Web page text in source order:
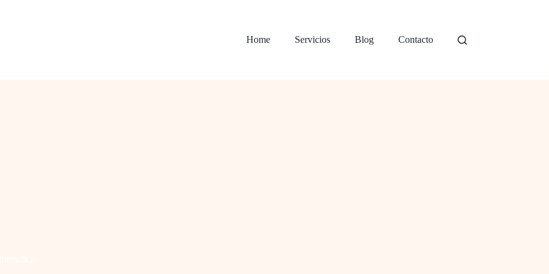
Home
Servicios Blog Contacto